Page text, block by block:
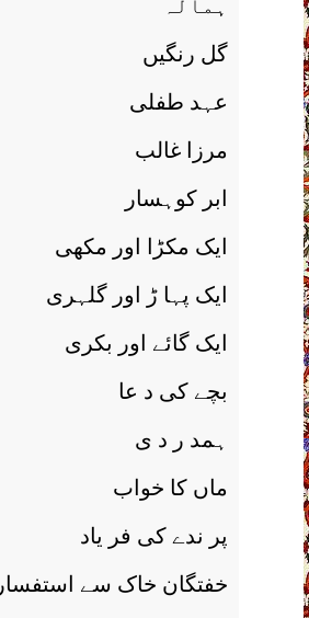
ہمالہ
گل رنگيں
عہد طفلی
مرزا غالب
ابر کوہسار
ايک مکڑا اور مکھی
ايک پہا ڑ اور گلہری
ايک گائے اور بکری
بچے کی د عا
ہمد ر د ی
ماں کا خواب
پر ندے کی فر ياد
خفتگان خاک سے استفسار